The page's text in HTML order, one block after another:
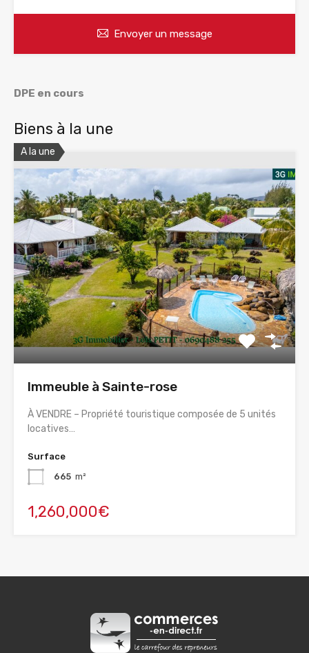
Envoyer un message
DPE en cours
Biens à la une
A la une
Immeuble à Sainte-rose
À VENDRE – Propriété touristique composée de 5 unités
locatives…
Surface
665 m²
1,260,000€